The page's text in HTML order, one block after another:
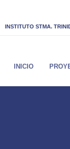
INSTITUTO STMA.
INICIO